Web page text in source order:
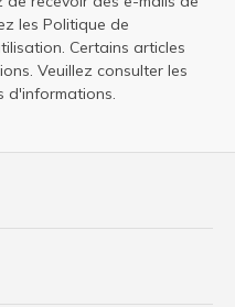
les Politique de
. Certains articles
Veuillez consulter les
d'informations.